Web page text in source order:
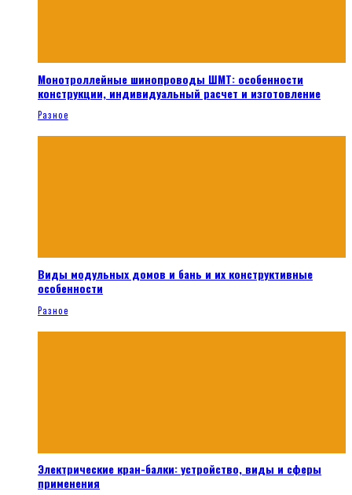
Монотроллейные шинопроводы ШМТ: особенности
конструкции, индивидуальный расчет и изготовление
Разное
Виды модульных домов и бань и их конструктивные
особенности
Разное
Электрические кран-балки: устройство, виды и сферы
применения